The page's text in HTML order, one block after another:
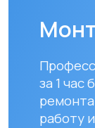
месяцев
работы